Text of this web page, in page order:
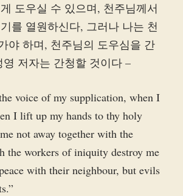
도우실 수 있으며, 천주님께서
를 열원하신다, 그러나 나는 천
야 하며, 천주님의 도우심을 간
저자는 간청할 것이다 –
voice of my supplication, when I
I lift up my hands to thy holy
not away together with the
the workers of iniquity destroy me
with their neighbour, but evils